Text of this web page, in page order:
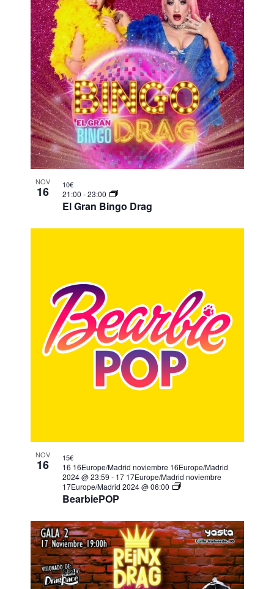
NOV
16
El Gran Bingo Drag
21:00 -23:00
10€
NOV
16
BearbiePOP
16 16Europe/Madrid noviembre 16Europe/Madrid
2024 @ 23:59 - 17 17Europe/Madrid noviembre
17Europe/Madrid 2024 @ 06:00
15€